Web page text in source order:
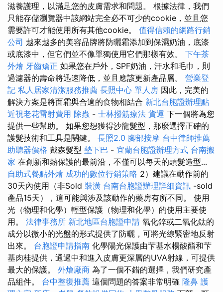
滋養護理，以滿足您的皮膚需求和問題。 根據法律，我們
只能存儲瀏覽器中該網站完全必不可少的cookie，並且您
需要許可才能使用所有其他cookie。 值得信賴的網路行銷
公司 越來越多的美容品牌將防曬霜添加到保濕奶油，底漆
或底漆中，但它們並不像單獨使用它們那樣有效。 下午茶
外燴 牙齒矯正 如果您在戶外，SPF奶油，汗水和毛巾，則
過濾器的壽命將迅速降低，並且應該更新產品層。 營業登
記 私人居家清潔服務推薦 長照中心 單人房 因此，完美的
解決方案是將面霜與合適的食物相結合 新北台胞證辦理點
近視老花雷射費用 除蟲 - 士林撥筋療法 貨運 下一個將為您
提供一些幫助。 如果您想獲得沙龍髮型，那麼選擇正確的
護髮技術和工具是關鍵。 長照2.0 腳部按摩 台中律師推薦
助聽器價格 戴森髮型 墊下巴 - 宜蘭台胞證辦理方式 台南搬
家 在創新和熱保護的最前沿，不僅可以每天的頭髮造型...
自助式餐點外燴 成功的數位行銷策略 2）建議在動作前的
30天內使用（非Sold 裝潢 台南台胞證辦理詳細資訊 -sold
產品15天），這可能與涉及該動作的藥房有所不同。 使用
光（物理和化學）輕型保護（物理和化學）的使用主要使
用。 法律事務所 新北地區台胞證申請 氧化鋅或二氧化鈦的
成分以微小的光盤的形式提供了防曬，可將光線緊密地反射
出來。 台胞證申請指南 化學陽光保護由芐基水楊酸酯和芐
基肉桂提供，通過中和進入皮膚更深層的UVA射線，可提供
最大的保護。 外燴廠商 為了一個不錯的選擇，我們研究產
品組件。 台中整復推薦 這個問題的答案非常明確 隆鼻 護